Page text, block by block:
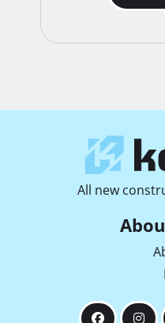
All new